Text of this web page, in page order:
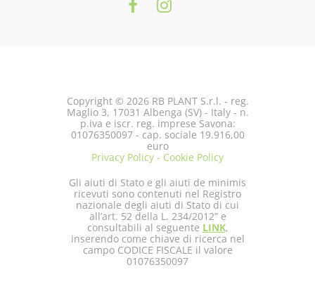
Copyright © 2026 RB PLANT S.r.l. - reg.
Maglio 3, 17031 Albenga (SV) - Italy - n.
p.iva e iscr. reg. imprese Savona:
01076350097 - cap. sociale 19.916,00
euro
Privacy Policy - Cookie Policy
Gli aiuti di Stato e gli aiuti de minimis
ricevuti sono contenuti nel Registro
nazionale degli aiuti di Stato di cui
all’art. 52 della L. 234/2012” e
consultabili al seguente LINK,
inserendo come chiave di ricerca nel
campo CODICE FISCALE il valore
01076350097